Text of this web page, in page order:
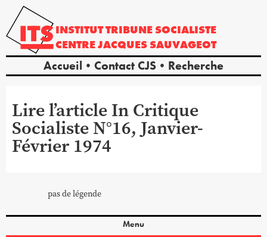
INSTITUTTRIBUNE SOCIALISTE
CENTREJACQUES SAUVAGEOT
Accueil Contact CJS Recherche
Lire l’article In Critique
Socialiste N°16, Janvier-
Février 1974
pas de légende
Menu